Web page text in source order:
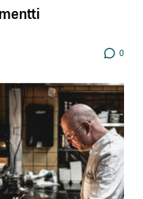
0